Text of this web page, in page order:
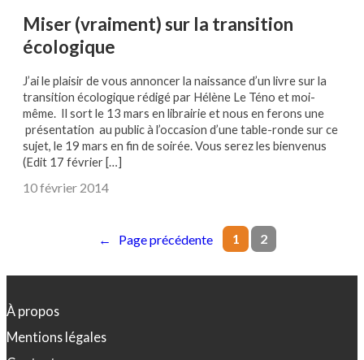
Miser (vraiment) sur la transition
écologique
J’ai le plaisir de vous annoncer la naissance d’un livre sur la
transition écologique rédigé par Hélène Le Téno et moi-
même. Il sort le 13 mars en librairie et nous en ferons une
présentation au public à l’occasion d’une table-ronde sur ce
sujet, le 19 mars en fin de soirée. Vous serez les bienvenus
(Edit 17 février […]
10 février 2014
← Page précédente 1 2
À propos
Mentions légales